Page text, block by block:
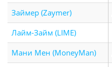
Займер (Zaymer)
Лайм-Займ (LIME)
Мани Мен (MoneyMan)